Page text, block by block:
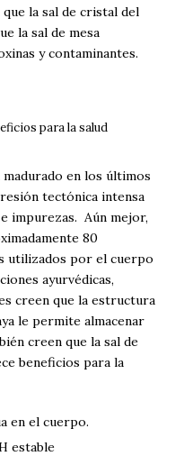
la sal de cristal del
la sal de mesa
y contaminantes.
para la salud
en los últimos
tectónica intensa
impurezas. Aún mejor,
80
utilizados por el cuerpo
ayurvédicas,
creen que la estructura
le permite almacenar
creen que la sal de
beneficios para la
en el cuerpo.
estable